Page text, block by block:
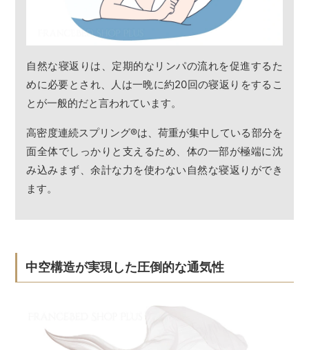
自然な寝返りは、定期的なリンパの流れを促進するた
めに必要とされ、人は一晩に約20回の寝返りをするこ
とが一般的だと言われています。
高密度連続スプリング®は、荷重が集中している部分を
面全体でしっかりと支えるため、体の一部が極端に沈
み込みまず、余計な力を使わない自然な寝返りができ
ます。
中空構造が実現した圧倒的な通気性